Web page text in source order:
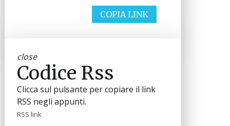
COPIA LINK
close
Codice Rss
Clicca sul pulsante per copiare il link
RSS negli appunti.
RSS link